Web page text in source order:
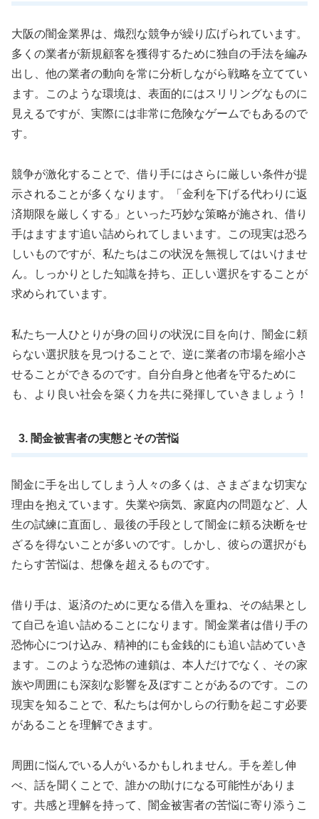
大阪の闇金業界は、熾烈な競争が繰り広げられています。
多くの業者が新規顧客を獲得するために独自の手法を編み
出し、他の業者の動向を常に分析しながら戦略を立ててい
ます。このような環境は、表面的にはスリリングなものに
見えるですが、実際には非常に危険なゲームでもあるので
す。
競争が激化することで、借り手にはさらに厳しい条件が提
示されることが多くなります。「金利を下げる代わりに返
済期限を厳しくする」といった巧妙な策略が施され、借り
手はますます追い詰められてしまいます。この現実は恐ろ
しいものですが、私たちはこの状況を無視してはいけませ
ん。しっかりとした知識を持ち、正しい選択をすることが
求められています。
私たち一人ひとりが身の回りの状況に目を向け、闇金に頼
らない選択肢を見つけることで、逆に業者の市場を縮小さ
せることができるのです。自分自身と他者を守るために
も、より良い社会を築く力を共に発揮していきましょう！
3. 闇金被害者の実態とその苦悩
闇金に手を出してしまう人々の多くは、さまざまな切実な
理由を抱えています。失業や病気、家庭内の問題など、人
生の試練に直面し、最後の手段として闇金に頼る決断をせ
ざるを得ないことが多いのです。しかし、彼らの選択がも
たらす苦悩は、想像を超えるものです。
借り手は、返済のために更なる借入を重ね、その結果とし
て自己を追い詰めることになります。闇金業者は借り手の
恐怖心につけ込み、精神的にも金銭的にも追い詰めていき
ます。このような恐怖の連鎖は、本人だけでなく、その家
族や周囲にも深刻な影響を及ぼすことがあるのです。この
現実を知ることで、私たちは何かしらの行動を起こす必要
があることを理解できます。
周囲に悩んでいる人がいるかもしれません。手を差し伸
べ、話を聞くことで、誰かの助けになる可能性がありま
す。共感と理解を持って、闇金被害者の苦悩に寄り添うこ